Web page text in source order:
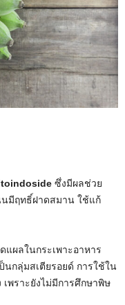
ซึ่งมีผลช่วย
นมีฤทธิ์ฝาดสมาน ใช้แก้
แผลในกระเพาะอาหาร
นกลุ่มสเตียรอยด์ การใช้ใน
เพราะยังไม่มีการศึกษาพิษ